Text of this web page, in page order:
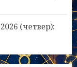
(четвер):